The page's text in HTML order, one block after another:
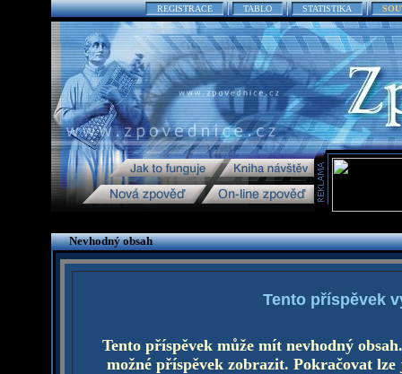
REGISTRACE TABLO STATISTIKA
Nevhodný obsah
Tento příspěvek
Tento příspěvek může mít nevhodný
možné příspěvek zobrazit. Pokračovat